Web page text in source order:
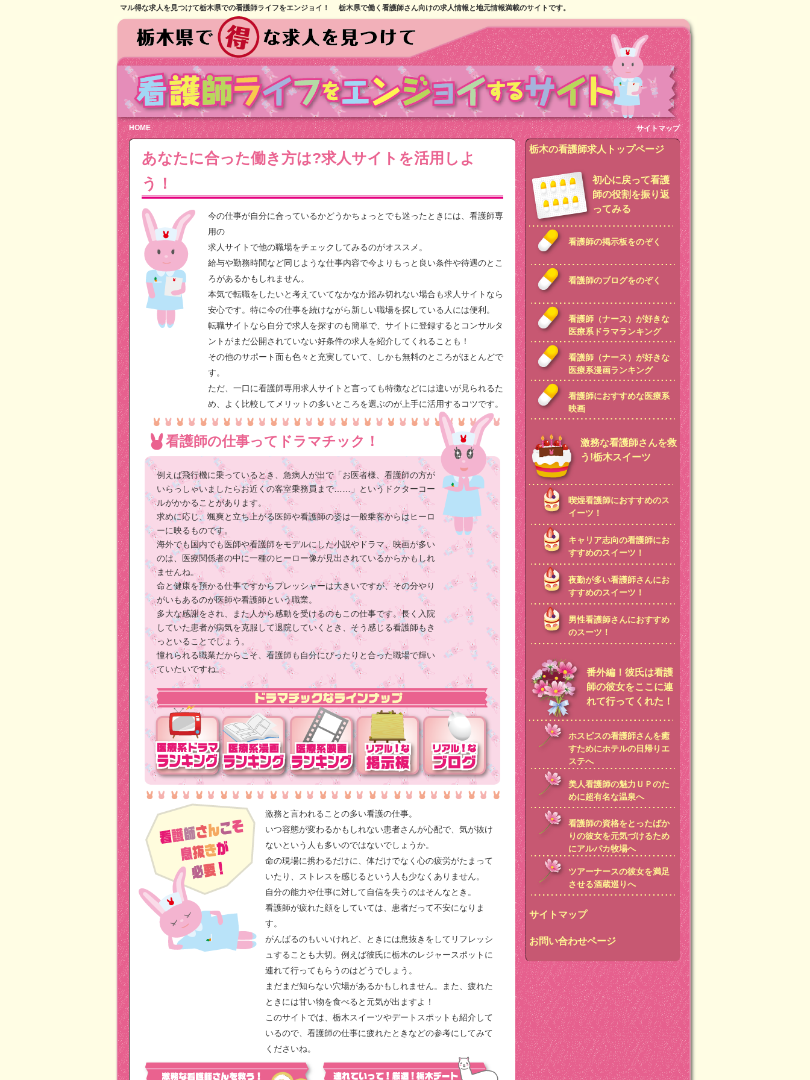
マル得な求人を見つけて栃木県での看護師ライフをエンジョイ！ 栃木県で働く看護師さん向けの求人情報と地元情報満載のサイトです。
HOME サイトマップ
あなたに合った働き方は?求人サイトを活用しよ
う！
今の仕事が自分に合っているかどうかちょっとでも迷ったときには、看護師専
用の
求人サイトで他の職場をチェックしてみるのがオススメ。
給与や勤務時間など同じような仕事内容で今よりもっと良い条件や待遇のとこ
ろがあるかもしれません。
本気で転職をしたいと考えていてなかなか踏み切れない場合も求人サイトなら
安心です。特に今の仕事を続けながら新しい職場を探している人には便利。
転職サイトなら自分で求人を探すのも簡単で、サイトに登録するとコンサルタ
ントがまだ公開されていない好条件の求人を紹介してくれることも！
その他のサポート面も色々と充実していて、しかも無料のところがほとんどで
す。
ただ、一口に看護師専用求人サイトと言っても特徴などには違いが見られるた
め、よく比較してメリットの多いところを選ぶのが上手に活用するコツです。
看護師の仕事ってドラマチック！
例えば飛行機に乗っているとき、急病人が出で「お医者様、看護師の方が
いらっしゃいましたらお近くの客室乗務員まで……」というドクターコー
ルがかかることがあります。
求めに応じ、颯爽と立ち上がる医師や看護師の姿は一般乗客からはヒーロ
ーに映るものです。
海外でも国内でも医師や看護師をモデルにした小説やドラマ、映画が多い
のは、医療関係者の中に一種のヒーロー像が見出されているからかもしれ
ませんね。
命と健康を預かる仕事ですからプレッシャーは大きいですが、その分やり
がいもあるのが医師や看護師という職業。
多大な感謝をされ、また人から感動を受けるのもこの仕事です。長く入院
していた患者が病気を克服して退院していくとき、そう感じる看護師もき
っといることでしょう。
憧れられる職業だからこそ、看護師も自分にぴったりと合った職場で輝い
ていたいですね。
激務と言われることの多い看護の仕事。
いつ容態が変わるかもしれない患者さんが心配で、気が抜け
ないという人も多いのではないでしょうか。
命の現場に携わるだけに、体だけでなく心の疲労がたまって
いたり、ストレスを感じるという人も少なくありません。
自分の能力や仕事に対して自信を失うのはそんなとき。
看護師が疲れた顔をしていては、患者だって不安になりま
す。
がんばるのもいいけれど、ときには息抜きをしてリフレッシ
ュすることも大切。例えば彼氏に栃木のレジャースポットに
連れて行ってもらうのはどうでしょう。
まだまだ知らない穴場があるかもしれません。また、疲れた
ときには甘い物を食べると元気が出ますよ！
このサイトでは、栃木スイーツやデートスポットも紹介して
いるので、看護師の仕事に疲れたときなどの参考にしてみて
くださいね。
栃木の看護師求人トップページ
初心に戻って看護
師の役割を振り返
ってみる
看護師の掲示板をのぞく
看護師のブログをのぞく
看護師（ナース）が好きな
医療系ドラマランキング
看護師（ナース）が好きな
医療系漫画ランキング
看護師におすすめな医療系
映画
激務な看護師さんを救
う!栃木スイーツ
喫煙看護師におすすめのス
イーツ！
キャリア志向の看護師にお
すすめのスイーツ！
夜勤が多い看護師さんにお
すすめのスイーツ！
男性看護師さんにおすすめ
のスーツ！
番外編！彼氏は看護
師の彼女をここに連
れて行ってくれた！
ホスピスの看護師さんを癒
すためにホテルの日帰りエ
ステへ
美人看護師の魅力ＵＰのた
めに超有名な温泉へ
看護師の資格をとったばか
りの彼女を元気づけるため
にアルパカ牧場へ
ツアーナースの彼女を満足
させる酒蔵巡りへ
サイトマップ
お問い合わせページ